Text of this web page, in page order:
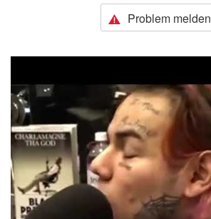
Problem melden